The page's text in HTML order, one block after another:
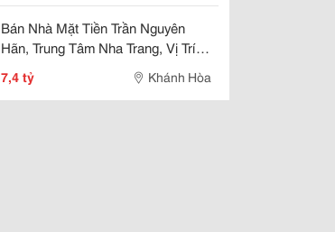
Bán Nhà Mặt Tiền Trần Nguyên
Hãn, Trung Tâm Nha Trang, Vị Trí
Kinh Doanh Đẹp, Giá 7,4 Tỷ
7,4 tỷ Khánh Hòa